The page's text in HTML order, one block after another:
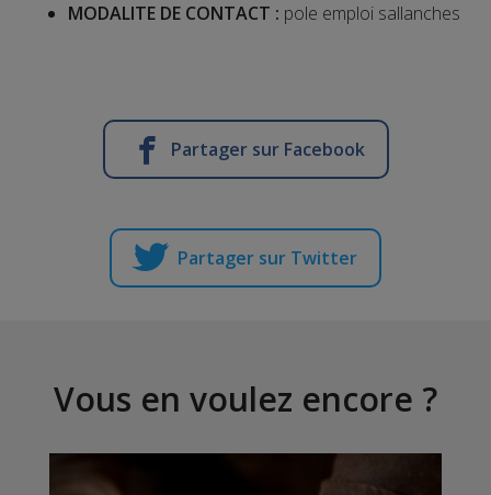
MODALITE DE CONTACT : pole emploi sallanches
Partager sur Facebook
Partager sur Twitter
Vous en voulez encore ?